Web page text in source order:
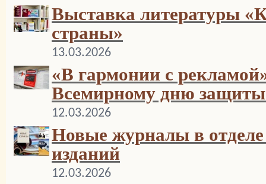
Выставка литературы
страны»
13.03.2026
«В гармонии с
Всемирному дню защиты
12.03.2026
Новые журналы в отделе
изданий
12.03.2026